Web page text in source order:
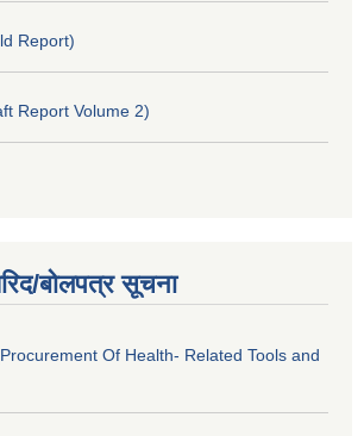
Report)
Report Volume 2)
बोलपत्र सूचना
Of Health- Related Tools and